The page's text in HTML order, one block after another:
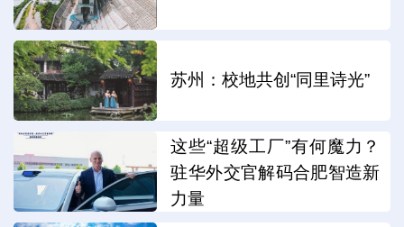
苏州：校地共创“同里诗光”
这些“超级工厂”有何魔力？
驻华外交官解码合肥智造新
力量